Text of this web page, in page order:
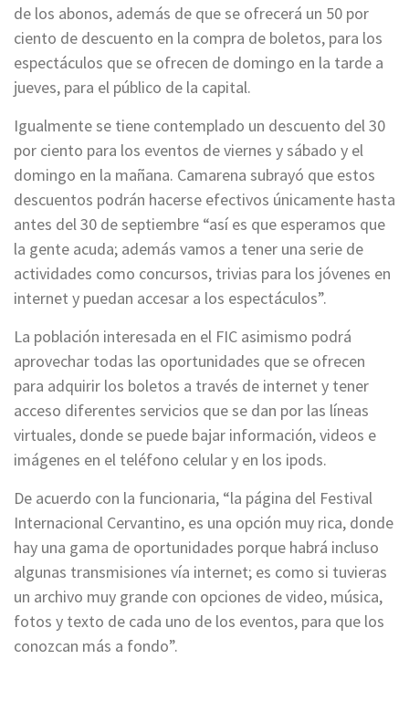
de los abonos, además de que se ofrecerá un 50 por
ciento de descuento en la compra de boletos, para los
espectáculos que se ofrecen de domingo en la tarde a
jueves, para el público de la capital.
Igualmente se tiene contemplado un descuento del 30
por ciento para los eventos de viernes y sábado y el
domingo en la mañana. Camarena subrayó que estos
descuentos podrán hacerse efectivos únicamente hasta
antes del 30 de septiembre “así es que esperamos que
la gente acuda; además vamos a tener una serie de
actividades como concursos, trivias para los jóvenes en
internet y puedan accesar a los espectáculos”.
La población interesada en el FIC asimismo podrá
aprovechar todas las oportunidades que se ofrecen
para adquirir los boletos a través de internet y tener
acceso diferentes servicios que se dan por las líneas
virtuales, donde se puede bajar información, videos e
imágenes en el teléfono celular y en los ipods.
De acuerdo con la funcionaria, “la página del Festival
Internacional Cervantino, es una opción muy rica, donde
hay una gama de oportunidades porque habrá incluso
algunas transmisiones vía internet; es como si tuvieras
un archivo muy grande con opciones de video, música,
fotos y texto de cada uno de los eventos, para que los
conozcan más a fondo”.